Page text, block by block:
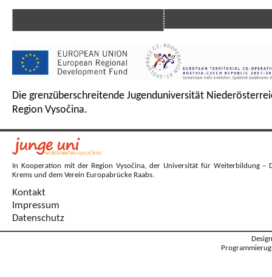
Die grenzüberschreitende Jugenduniversität
Region Vysočina.
In Kooperation mit der Region Vysočina, der Universität für Weiterbildung –
Krems und dem Verein Europabrücke Raabs.
Kontakt
Impressum
Datenschutz